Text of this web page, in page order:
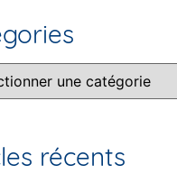
récents